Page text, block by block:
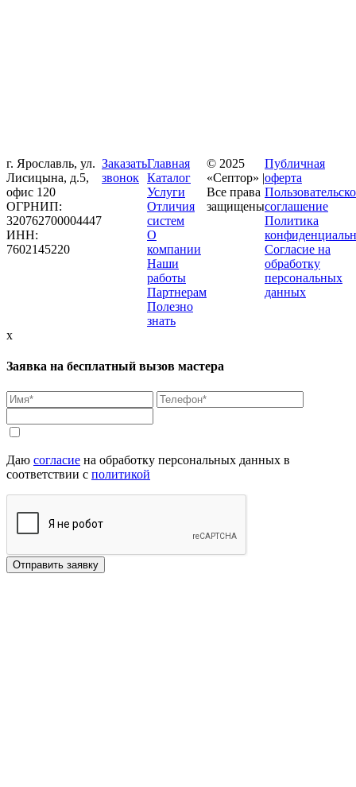
г. Ярославль, ул.
Лисицына, д.5,
офис 120
ОГРНИП:
320762700004447
ИНН:
7602145220
Заказать
звонок
Главная
Каталог
Услуги
Отличия
систем
О
компании
Наши
работы
Партнерам
Полезно
знать
© 2025
«Септор» |
Все права
защищены
Публичная
оферта
соглашение
Политика
Согласие на
обработку
персональных
данных
x
Заявка на бесплатный вызов мастера
Даю согласие на обработку персональных данных в
соответствии с политикой
Отправить заявку